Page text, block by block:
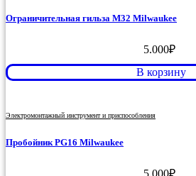
Ограничительная гильза M32 Milwaukee
5.000₽
В корзину
Электромонтажный инструмент и приспособления
Пробойник PG16 Milwaukee
5.000₽